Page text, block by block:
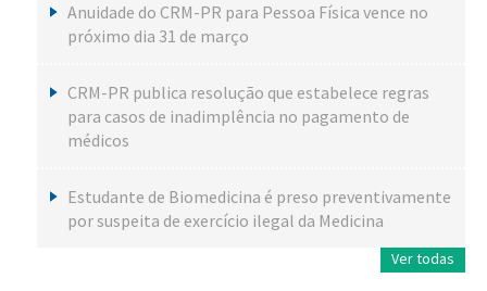
Anuidade do CRM-PR para Pessoa Física vence no
próximo dia 31 de março
CRM-PR publica resolução que estabelece regras
para casos de inadimplência no pagamento de
médicos
Estudante de Biomedicina é preso preventivamente
por suspeita de exercício ilegal da Medicina
Ver todas